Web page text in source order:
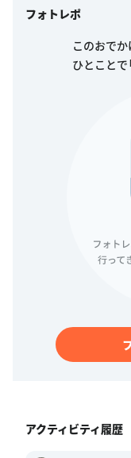
フォトレポ
このおで
ひとことで
アクティビティ履歴